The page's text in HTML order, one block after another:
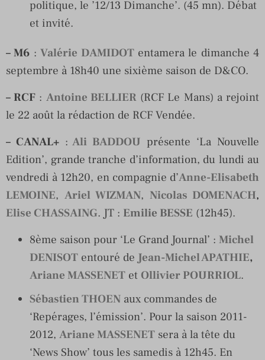
politique, le ’12/13 Dimanche’. (45 mn). Débat
et invité.
– M6 :Valérie DAMIDOTentamera le dimanche 4
septembre à 18h40 une sixième saison de D&CO.
– RCF : Antoine BELLIER (RCF Le Mans) a rejoint
le 22 août la rédaction de RCF Vendée.
– CANAL+ : Ali BADDOU présente ‘La Nouvelle
Edition’, grande tranche d’information, du lundi au
vendredi à 12h20, en compagnie d’Anne-Elisabeth
LEMOINE, Ariel WIZMAN, Nicolas DOMENACH,
Elise CHASSAING. JT : Emilie BESSE (12h45).
8ème saison pour ‘Le Grand Journal’ : Michel
DENISOT entouré de Jean-Michel APATHIE,
Ariane MASSENET et Ollivier POURRIOL.
Sébastien THOEN aux commandes de
‘Repérages, l’émission’. Pour la saison 2011-
2012, Ariane MASSENET sera à la tête du
‘News Show’ tous les samedis à 12h45. En